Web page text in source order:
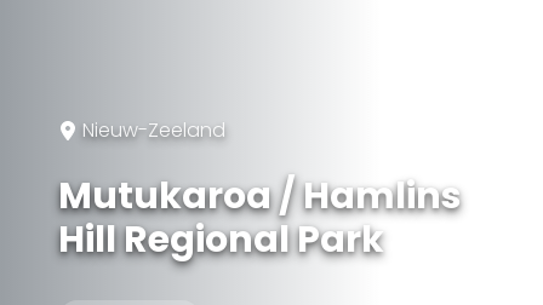
Nieuw-Zeeland
Mutukaroa / Hamlins
Hill Regional Park